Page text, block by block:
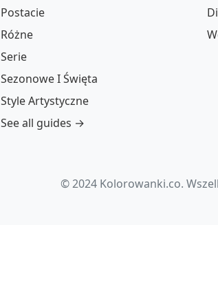
Postacie
Różne
Serie
Sezonowe I Święta
Style Artystyczne
See all guides →
© 2024 Kolorowanki.co.